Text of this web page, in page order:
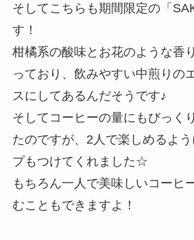
そしてこちらも期間限定の「
す！
柑橘系の酸味とお花のような香
っており、飲みやすい中煎りの
スにしてあるんだそうです♪
そしてコーヒーの量にもびっく
たのですが、2人で楽しめるよ
プもつけてくれました☆
もちろん一人で美味しいコーヒ
むこともできますよ！